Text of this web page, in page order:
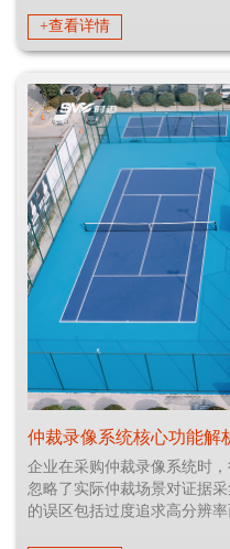
+查看详情
企业在采购仲裁录像系统时
忽略了实际仲裁场景对证据
的误区包括过度追求高分辨